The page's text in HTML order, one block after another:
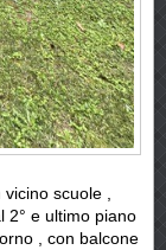
scuole ,
2° e ultimo piano
, con balcone